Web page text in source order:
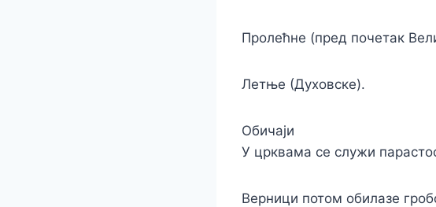
Пролећне (пред почетак
Летње (Духовске).
Обичаји
У црквама се служи
Верници потом обилазе